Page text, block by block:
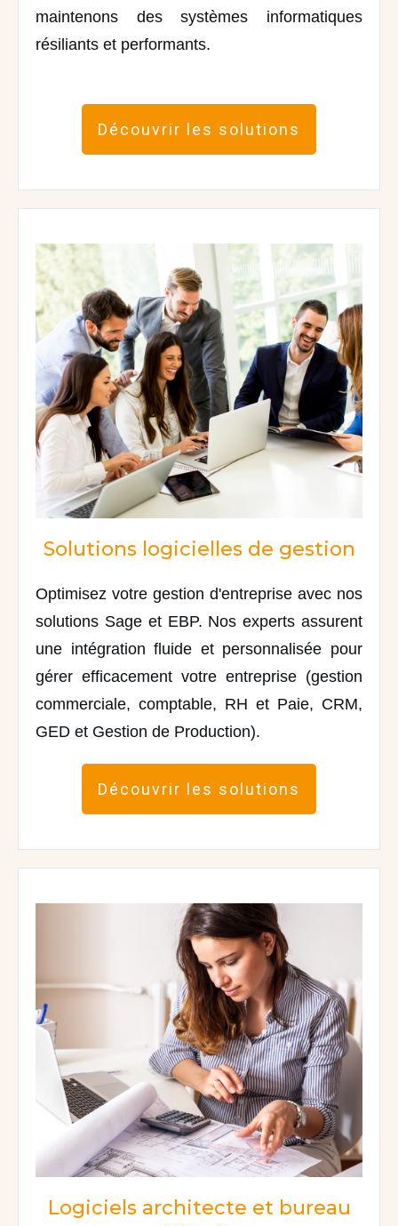
maintenons des systèmes informatiques
résiliants et performants.
Découvrir les solutions
Solutions logicielles de gestion
Optimisez votre gestion d'entreprise avec nos
solutions Sage et EBP. Nos experts assurent
une intégration fluide et personnalisée pour
gérer efficacement votre entreprise (gestion
commerciale, comptable, RH et Paie, CRM,
GED et Gestion de Production).
Découvrir les solutions
Logiciels architecte et bureau